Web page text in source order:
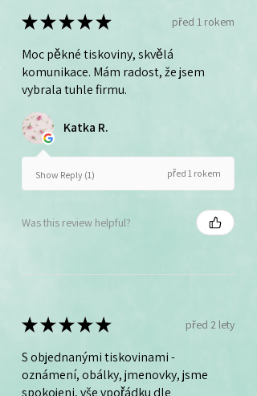
★★★★★ před 1 rokem
Moc pěkné tiskoviny, skvělá
komunikace. Mám radost, že jsem
vybrala tuhle firmu.
Katka R.
Show Reply (1) před 1 rokem
Was this review helpful?
★★★★★ před 2 lety
S objednanými tiskovinami -
oznámení, obálky, jmenovky, jsme
spokojeni, vše vpořádku dle